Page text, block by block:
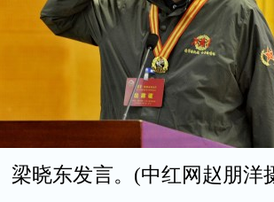
梁晓东发言。(中红网赵朋洋